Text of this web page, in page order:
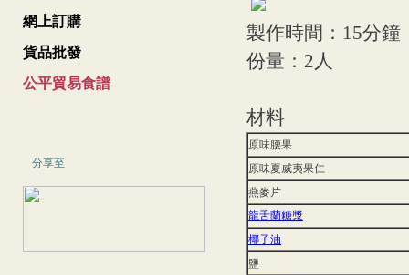
網上訂購
貨品批發
公平貿易食譜
分享至
製作時間：15分鐘
份量：2人
材料
原味腰果
原味夏威夷果仁
燕麥片
龍舌蘭糖漿
椰子油
鹽